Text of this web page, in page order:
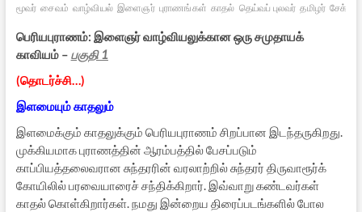
மூவர் சைவம் வாழ்வியல் இளைஞர் புராணங்கள் காதல் தெய்வப் புலவர் தமிழர்
பெரியபுராணம்: இளைஞர் வாழ்வியலுக்கான ஒரு சமுதாயக்
காவியம் – பகுதி 1
(தொடர்ச்சி…)
இளமையும் காதலும்
இளமைக்கும் காதலுக்கும் பெரியபுராணம் சிறப்பான இடந்தருகிறது.
முக்கியமாக புராணத்தின் ஆரம்பத்தில் பேசப்படும்
காப்பியத்தலைவரான சுந்தரரின் வரலாற்றில் சுந்தரர் திருவாரூர்க்
கோயிலில் பரவையாரைச் சந்திக்கிறார். இவ்வாறு கண்டவர்கள்
காதல் கொள்கிறார்கள். நமது இன்றைய திரைப்படங்களில் போல